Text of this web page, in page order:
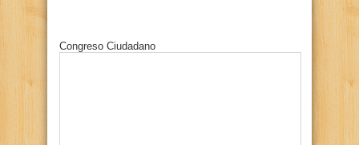
Congreso Ciudadano